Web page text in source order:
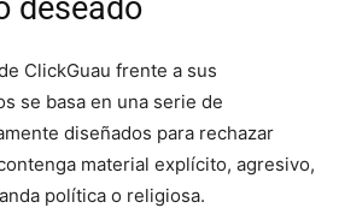
deseado
ClickGuau frente a sus
se basa en una serie de
diseñados para rechazar
material explícito, agresivo,
política o religiosa.